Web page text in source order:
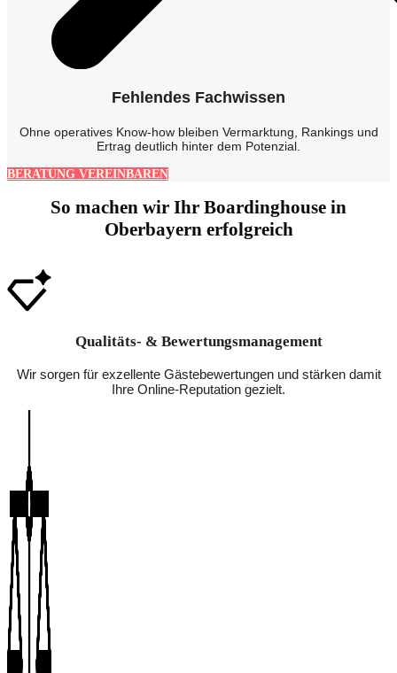
Fehlendes Fachwissen
Ohne operatives Know-how bleiben Vermarktung, Rankings und
Ertrag deutlich hinter dem Potenzial.
BERATUNG VEREINBAREN
So machen wir Ihr Boardinghouse in
Oberbayern erfolgreich
Qualitäts- & Bewertungsmanagement
Wir sorgen für exzellente Gästebewertungen und stärken damit
Ihre Online-Reputation gezielt.